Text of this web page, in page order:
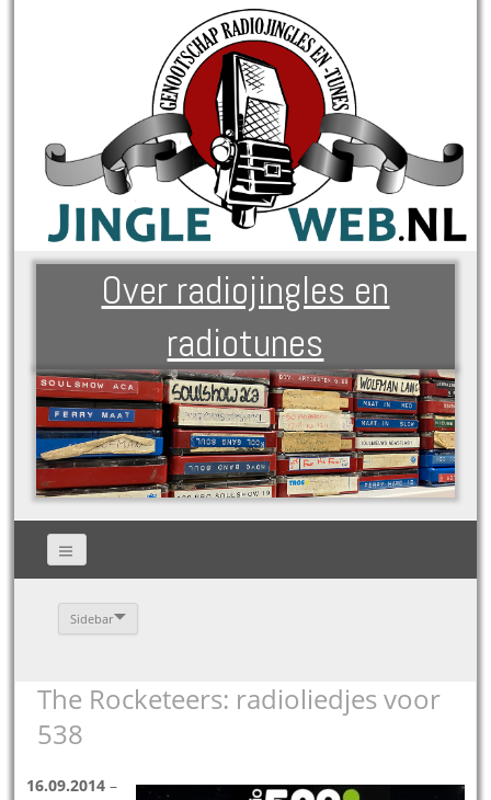
Over radiojingles en
radiotunes
Sidebar
The Rocketeers: radioliedjes voor
538
16.09.2014 –